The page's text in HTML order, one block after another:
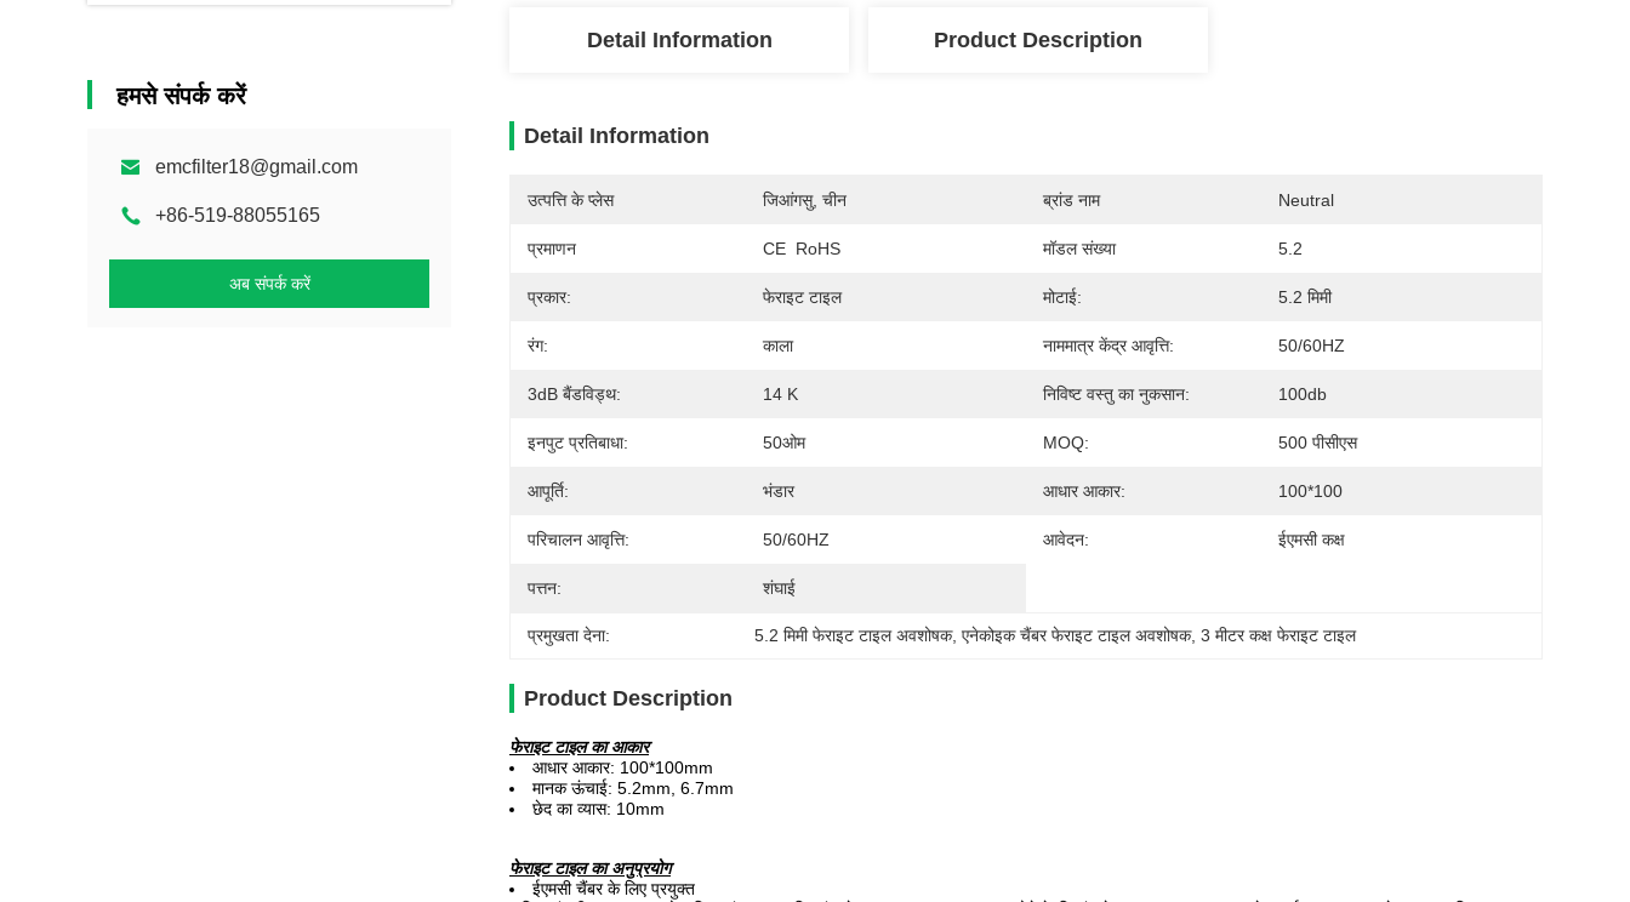
हमसे संपर्क करें
emcfilter18@gmail.com
+86-519-88055165
अब संपर्क करें
Detail Information Product Description
Detail Information
उत्पत्ति के प्लेस जिआंगसु, चीन ब्रांड नाम Neutral
प्रमाणन CE  RoHS मॉडल संख्या 5.2
प्रकार: फेराइट टाइल मोटाई: 5.2 मिमी
रंग: काला नाममात्र केंद्र आवृत्ति: 50/60HZ
3dB बैंडविड्थ: 14 K निविष्ट वस्तु का नुकसान: 100db
इनपुट प्रतिबाधा: 50ओम MOQ: 500 पीसीएस
आपूर्ति: भंडार आधार आकार: 100*100
परिचालन आवृत्ति: 50/60HZ आवेदन: ईएमसी कक्ष
पत्तन: शंघाई
प्रमुखता देना: 5.2 मिमी फेराइट टाइल अवशोषक, एनेकोइक चैंबर फेराइट टाइल अवशोषक, 3 मीटर कक्ष फेराइट टाइल
Product Description
फेराइट टाइल का आकार
आधार आकार: 100*100mm
मानक ऊंचाई: 5.2mm, 6.7mm
छेद का व्यास: 10mm
फेराइट टाइल का अनुप्रयोग
ईएमसी चैंबर के लिए प्रयुक्त